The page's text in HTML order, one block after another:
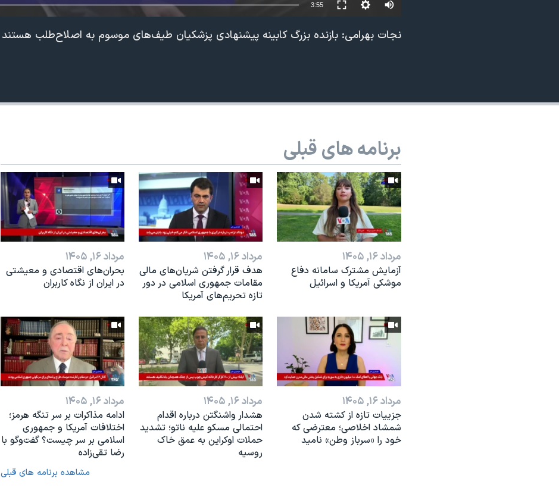
3:55
نجات بهرامی: بازنده بزرگ کابینه پیشنهادی پزشکیان طیف‌های موسوم به اصلاح‌طلب هستند
برنامه های قبلی
مرداد ۱۶, ۱۴۰۵
آزمایش مشترک سامانه دفاع
موشکی آمریکا و اسرائیل
مرداد ۱۶, ۱۴۰۵
هدف قرار گرفتن شریان‌های مالی
مقامات جمهوری اسلامی در دور
تازه تحریم‌های آمریکا
مرداد ۱۶, ۱۴۰۵
بحران‌های اقتصادی و معیشتی
در ایران از نگاه کاربران
مرداد ۱۶, ۱۴۰۵
جزییات تازه از کشته شدن
شمشاد اخلاصی؛ معترضی که
خود را «سرباز وطن» نامید
مرداد ۱۶, ۱۴۰۵
هشدار واشنگتن درباره اقدام
احتمالی مسکو علیه ناتو؛ تشدید
حملات اوکراین به عمق خاک
روسیه
مرداد ۱۶, ۱۴۰۵
ادامه مذاکرات بر سر تنگه هرمز؛
اختلافات آمریکا و جمهوری
اسلامی بر سر چیست؟ گفت‌وگو با
رضا تقی‌زاده
مشاهده برنامه های قبلی